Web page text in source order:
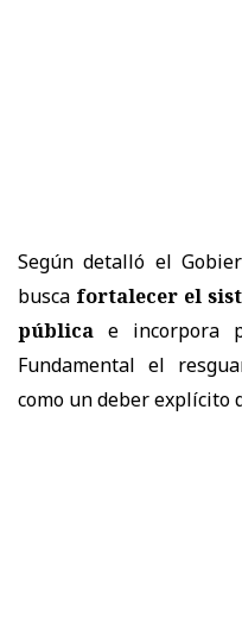
Según detalló el
busca fortalecer el
pública e incorpora
Fundamental el
como un deber explícito